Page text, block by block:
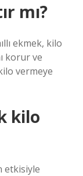
mı?
ekmek, kilo
korur ve
vermeye
kilo
etkisiyle